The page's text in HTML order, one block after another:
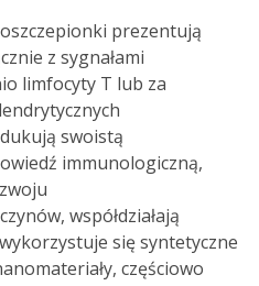
prezentują
z sygnałami
limfocyty T lub za
swoistą
immunologiczną,
współdziałają
się syntetyczne
częściowo